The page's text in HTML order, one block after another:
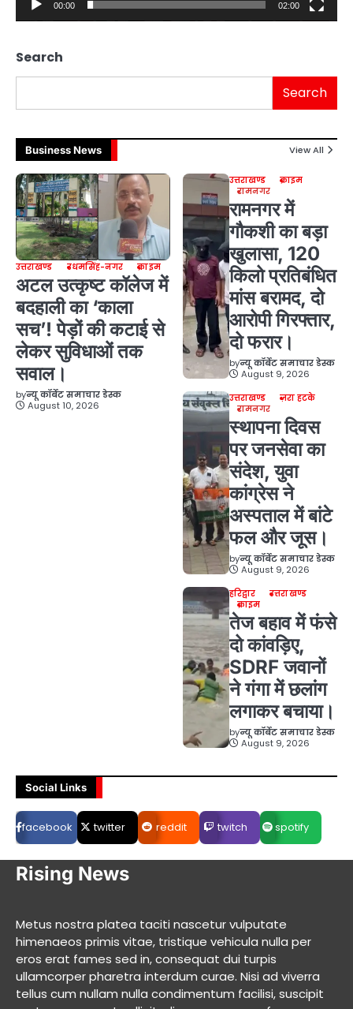
00:00 02:00
Search
Search
Business News View All
उत्तराखण्ड उधमसिंह-नगर क्राइम
अटल उत्कृष्ट कॉलेज में
बदहाली का ‘काला
सच’! पेड़ों की कटाई से
लेकर सुविधाओं तक
सवाल।
byन्यू कॉर्बेट समाचार डेस्क
August 10, 2026
उत्तराखण्ड
क्राइम
रामनगर
रामनगर में
गौकशी का बड़ा
खुलासा, 120
किलो प्रतिबंधित
मांस बरामद, दो
आरोपी गिरफ्तार,
दो फरार।
byन्यू कॉर्बेट समाचार डेस्क
August 9, 2026
उत्तराखण्ड
ज़रा हटके
रामनगर
स्थापना दिवस
पर जनसेवा का
संदेश, युवा
कांग्रेस ने
अस्पताल में बांटे
फल और जूस।
byन्यू कॉर्बेट समाचार डेस्क
August 9, 2026
हरिद्वार
उत्तराखण्ड
क्राइम
तेज बहाव में फंसे
दो कांवड़िए,
SDRF जवानों
ने गंगा में छलांग
लगाकर बचाया।
byन्यू कॉर्बेट समाचार डेस्क
August 9, 2026
Social Links
facebook twitter reddit twitch spotify
Rising News
Metus nostra platea taciti nascetur vulputate
himenaeos primis vitae, tristique vehicula nulla per
eros erat fames sed in, consequat dui turpis
ullamcorper pharetra interdum curae. Nisi ad viverra
tellus cum nullam nulla condimentum facilisi, suscipit